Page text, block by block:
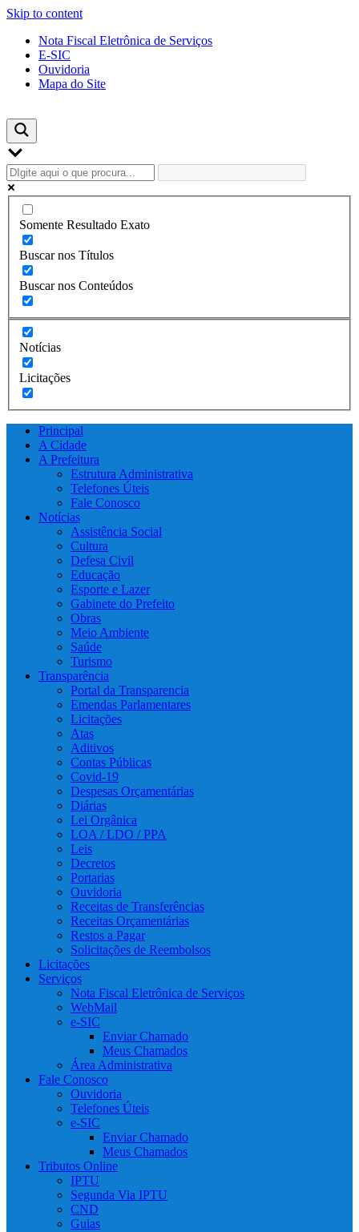
Skip to content
Nota Fiscal Eletrônica de Serviços
E-SIC
Ouvidoria
Mapa do Site
Somente Resultado Exato
Buscar nos Títulos
Buscar nos Conteúdos
Notícias
Licitações
Principal
A Cidade
A Prefeitura
Estrutura Administrativa
Telefones Úteis
Fale Conosco
Notícias
Assistência Social
Cultura
Defesa Civil
Educação
Esporte e Lazer
Gabinete do Prefeito
Obras
Meio Ambiente
Saúde
Turismo
Transparência
Portal da Transparencia
Emendas Parlamentares
Licitações
Atas
Aditivos
Contas Públicas
Covid-19
Despesas Orçamentárias
Diárias
Lei Orgânica
LOA / LDO / PPA
Leis
Decretos
Portarias
Ouvidoria
Receitas de Transferências
Receitas Orçamentárias
Restos a Pagar
Solicitações de Reembolsos
Licitações
Serviços
Nota Fiscal Eletrônica de Serviços
WebMail
e-SIC
Enviar Chamado
Meus Chamados
Área Administrativa
Fale Conosco
Ouvidoria
Telefones Úteis
e-SIC
Enviar Chamado
Meus Chamados
Tributos Online
IPTU
Segunda Via IPTU
CND
Guias